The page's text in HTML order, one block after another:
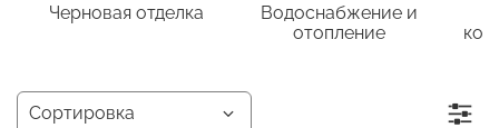
Черновая отделка
Водоснабжение и
отопление